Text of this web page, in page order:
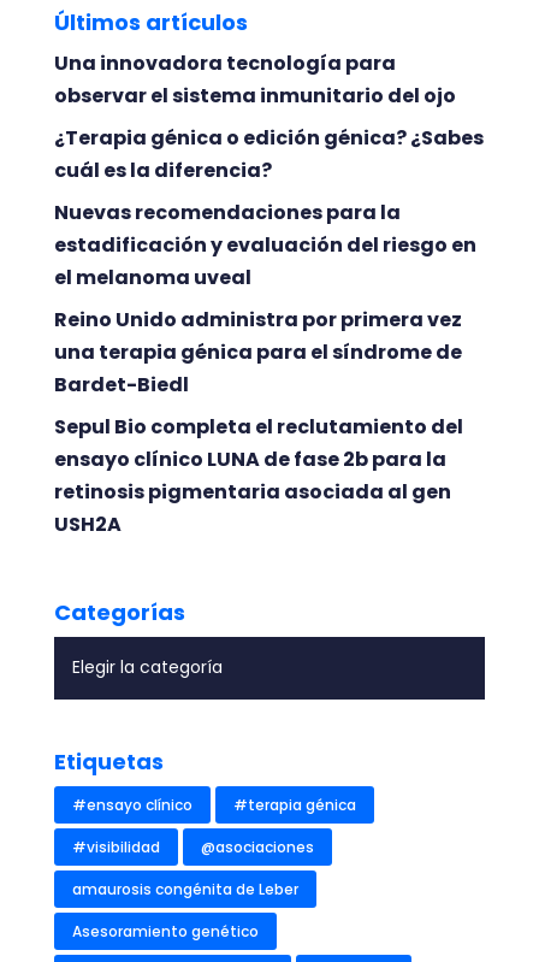
Últimos artículos
Una innovadora tecnología para
observar el sistema inmunitario del ojo
¿Terapia génica o edición génica? ¿Sabes
cuál es la diferencia?
Nuevas recomendaciones para la
estadificación y evaluación del riesgo en
el melanoma uveal
Reino Unido administra por primera vez
una terapia génica para el síndrome de
Bardet-Biedl
Sepul Bio completa el reclutamiento del
ensayo clínico LUNA de fase 2b para la
retinosis pigmentaria asociada al gen
USH2A
Categorías
Etiquetas
#ensayo clínico #terapia génica
#visibilidad @asociaciones
amaurosis congénita de Leber
Asesoramiento genético